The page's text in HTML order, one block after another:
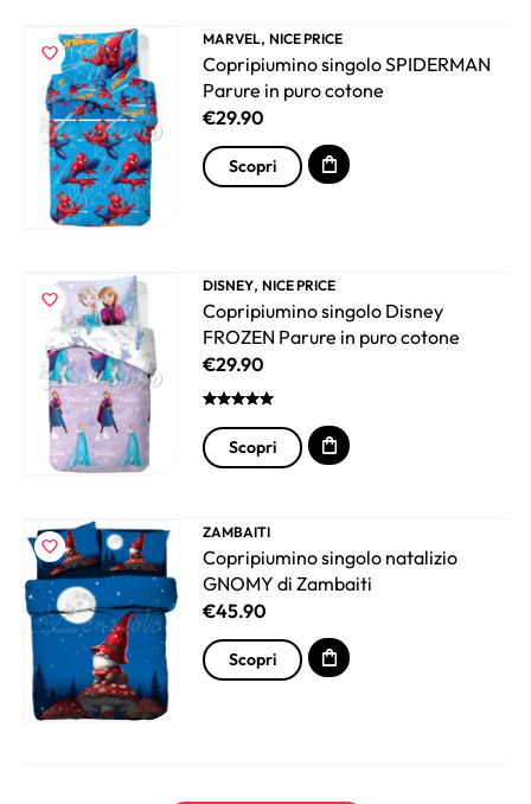
MARVEL, NICE PRICE
Copripiumino singolo SPIDERMAN
Parure in puro cotone
€29.90
Scopri
DISNEY, NICE PRICE
Copripiumino singolo Disney
FROZEN Parure in puro cotone
€29.90
Scopri
ZAMBAITI
Copripiumino singolo natalizio
GNOMY di Zambaiti
€45.90
Scopri